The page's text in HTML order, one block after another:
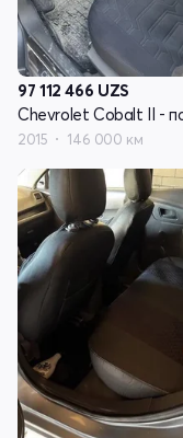
97 112 466 UZS
2015 146 000 км